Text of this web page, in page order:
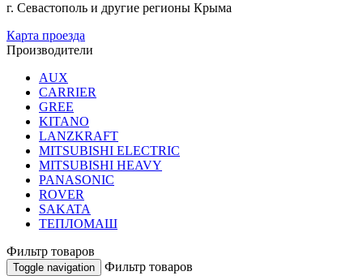
г. Севастополь и другие регионы Крыма
Карта проезда
Производители
AUX
CARRIER
GREE
KITANO
LANZKRAFT
MITSUBISHI ELECTRIC
MITSUBISHI HEAVY
PANASONIC
ROVER
SAKATA
ТЕПЛОМАШ
Фильтр товаров
Toggle navigation Фильтр товаров